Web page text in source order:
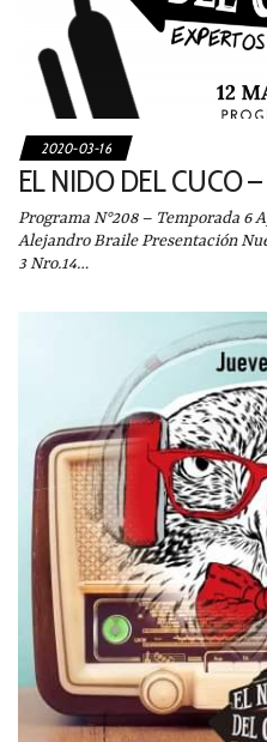
2020-03-16
EL NIDO DEL CUCO
Programa N°208 – Temporada 6
Alejandro Braile Presentación
3 Nro.14…